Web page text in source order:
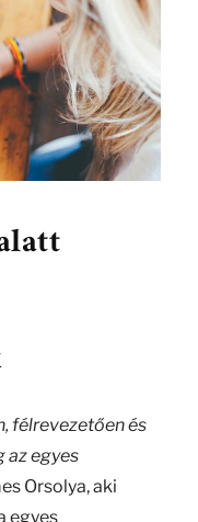
félrevezetően és
az egyes
Orsolya, aki
egyes